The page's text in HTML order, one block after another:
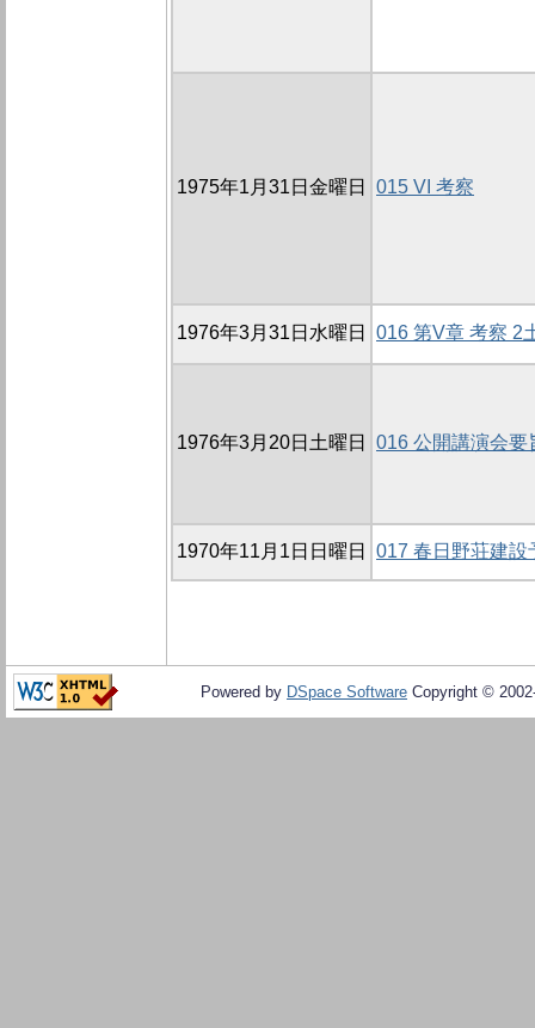
1975年1月31日金曜日 015 VI 考察
1976年3月31日水曜日 016 第V章 考察 2
1976年3月20日土曜日 016 公開講演会要
1970年11月1日日曜日 017 春日野荘建設
Powered by DSpace Software Copyright ©